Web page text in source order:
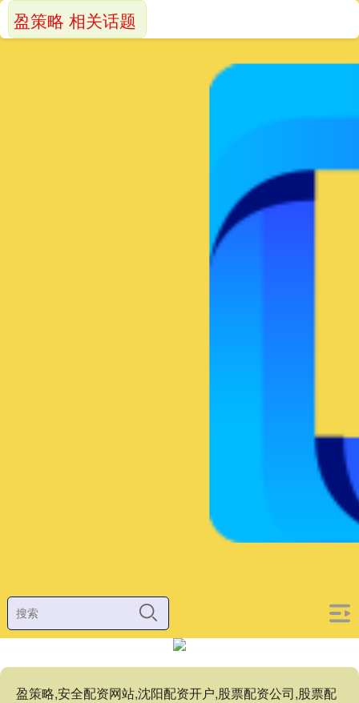
盈策略,安全配资网站,沈阳配资开户,股票配资公司,股票配
盈策略 相关话题